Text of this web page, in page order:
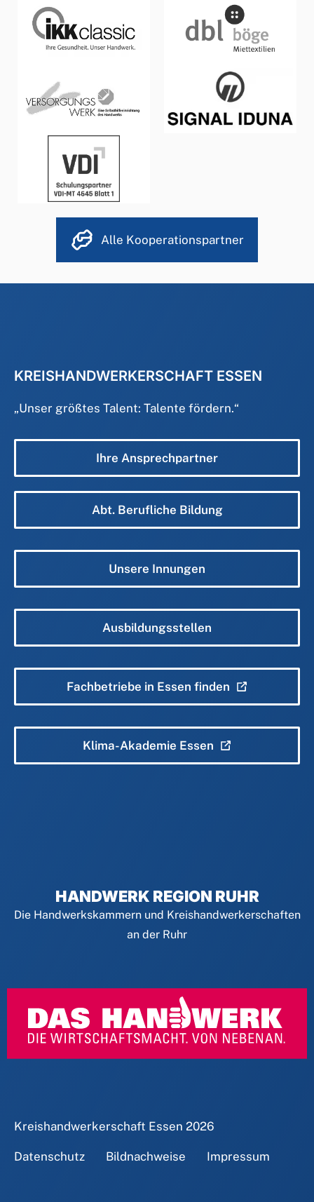
Alle Kooperationspartner
KREISHANDWERKERSCHAFT ESSEN
„Unser größtes Talent: Talente fördern.“
Ihre Ansprechpartner
Abt. Berufliche Bildung
Unsere Innungen
Ausbildungsstellen
Fachbetriebe in Essen finden
Klima-Akademie Essen
HANDWERK REGION RUHR
Die Handwerkskammern und Kreishandwerkerschaften
an der Ruhr
Kreishandwerkerschaft Essen 2026
Datenschutz Bildnachweise Impressum